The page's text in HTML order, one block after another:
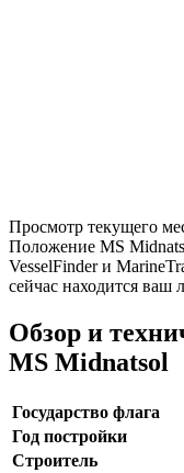
Просмотр текущего
Положение MS
VesselFinder и
сейчас находится ваш
Обзор и
MS Midnatsol
Государство флага
Год постройки
Строитель